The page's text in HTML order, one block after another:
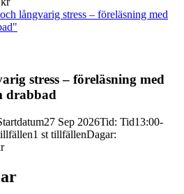
långvarig stress – föreläsning med
stress – föreläsning med
drabbad
27 Sep 2026Tid: Tid13:00-
1 st tillfällenDagar: